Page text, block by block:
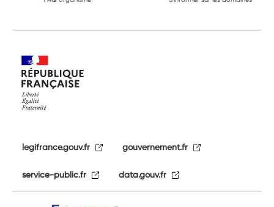
legifrance.gouv.fr gouvernement.fr
service-public.fr data.gouv.fr